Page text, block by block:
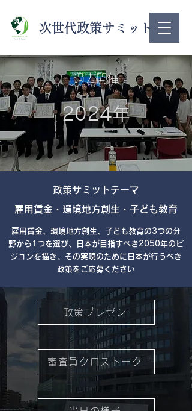
次世代政策サミット
​過去開催
​2024年
​政策サミットテーマ
​雇用賃金・環境地方創生・子ども教育
​雇用賃金、環境地方創生、子ども教育の3つの分
野から1つを選び、日本が目指すべき2050年のビ
ジョンを描き、その実現のために日本が行うべき
政策をご応募ください
政策プレゼン
審査員クロストーク